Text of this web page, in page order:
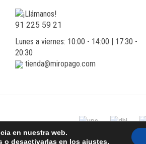
91 225 59 21
Lunes a viernes: 10:00 - 14:00 | 17:30 -
20:30
tienda@miropago.com
en nuestra web.
o desactivarlas en los ajustes.